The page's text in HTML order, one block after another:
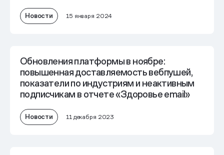
Новости 15 января 2024
Обновления платформы в ноябре:
повышенная доставляемость вебпушей,
показатели по индустриям и неактивным
подписчикам в отчете «Здоровье email»
Новости 11 декабря 2023